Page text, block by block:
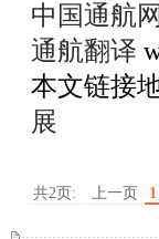
中国通航网
通航翻译
本文链接
展
共2页: 上一页 1